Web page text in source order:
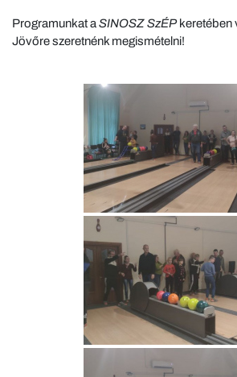
Programunkat a SINOSZ SzÉPkeretében
Jövőre szeretnénk megismételni!